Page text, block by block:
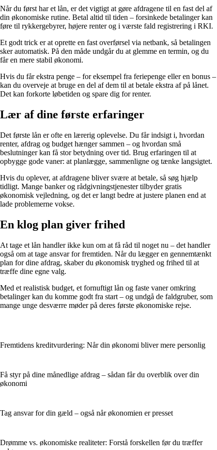
Når du først har et lån, er det vigtigt at gøre afdragene til en fast del af
din økonomiske rutine. Betal altid til tiden – forsinkede betalinger kan
føre til rykkergebyrer, højere renter og i værste fald registrering i RKI.
Et godt trick er at oprette en fast overførsel via netbank, så betalingen
sker automatisk. På den måde undgår du at glemme en termin, og du
får en mere stabil økonomi.
Hvis du får ekstra penge – for eksempel fra feriepenge eller en bonus –
kan du overveje at bruge en del af dem til at betale ekstra af på lånet.
Det kan forkorte løbetiden og spare dig for renter.
Lær af dine første erfaringer
Det første lån er ofte en lærerig oplevelse. Du får indsigt i, hvordan
renter, afdrag og budget hænger sammen – og hvordan små
beslutninger kan få stor betydning over tid. Brug erfaringen til at
opbygge gode vaner: at planlægge, sammenligne og tænke langsigtet.
Hvis du oplever, at afdragene bliver svære at betale, så søg hjælp
tidligt. Mange banker og rådgivningstjenester tilbyder gratis
økonomisk vejledning, og det er langt bedre at justere planen end at
lade problemerne vokse.
En klog plan giver frihed
At tage et lån handler ikke kun om at få råd til noget nu – det handler
også om at tage ansvar for fremtiden. Når du lægger en gennemtænkt
plan for dine afdrag, skaber du økonomisk tryghed og frihed til at
træffe dine egne valg.
Med et realistisk budget, et fornuftigt lån og faste vaner omkring
betalinger kan du komme godt fra start – og undgå de faldgruber, som
mange unge desværre møder på deres første økonomiske rejse.
Fremtidens kreditvurdering: Når din økonomi bliver mere personlig
Få styr på dine månedlige afdrag – sådan får du overblik over din
økonomi
Tag ansvar for din gæld – også når økonomien er presset
Drømme vs. økonomiske realiteter: Forstå forskellen før du træffer